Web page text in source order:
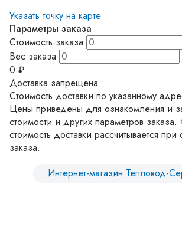
Указать точку на карте
Параметры заказа
Стоимость заказа
Вес заказа
0 ₽
Доставка запрещена
Стоимость доставки по указанному
Цены приведены для ознакомления и
стоимости и других параметров заказа.
стоимость доставки рассчитывается
заказа.
Интернет-магазин Тепловод-